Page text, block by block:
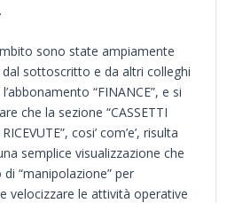
sono state ampiamente
sottoscritto e da altri colleghi
“FINANCE”, e si
che la sezione “CASSETTI
cosi’ com’e’, risulta
semplice visualizzazione che
“manipolazione” per
velocizzare le attività operative